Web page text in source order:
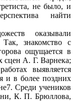
не было, и
найти
оказывали
знакомство с
ощущается в
сцен А. Г. Варнека;
выявляется
и в более поздних
Среди учеников
К. П. Брюллова,